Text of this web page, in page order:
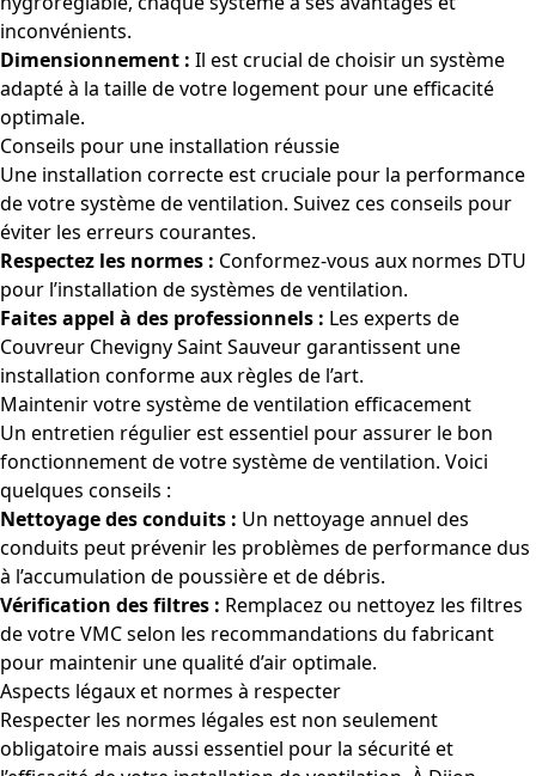
inconvénients.
Dimensionnement : Il est crucial de choisir un système
adapté à la taille de votre logement pour une efficacité
optimale.
Conseils pour une installation réussie
Une installation correcte est cruciale pour la performance
de votre système de ventilation. Suivez ces conseils pour
éviter les erreurs courantes.
Respectez les normes : Conformez-vous aux normes DTU
pour l’installation de systèmes de ventilation.
Faites appel à des professionnels : Les experts de
Couvreur Chevigny Saint Sauveur garantissent une
installation conforme aux règles de l’art.
Maintenir votre système de ventilation efficacement
Un entretien régulier est essentiel pour assurer le bon
fonctionnement de votre système de ventilation. Voici
quelques conseils :
Nettoyage des conduits : Un nettoyage annuel des
conduits peut prévenir les problèmes de performance dus
à l’accumulation de poussière et de débris.
Vérification des filtres : Remplacez ou nettoyez les filtres
de votre VMC selon les recommandations du fabricant
pour maintenir une qualité d’air optimale.
Aspects légaux et normes à respecter
Respecter les normes légales est non seulement
obligatoire mais aussi essentiel pour la sécurité et